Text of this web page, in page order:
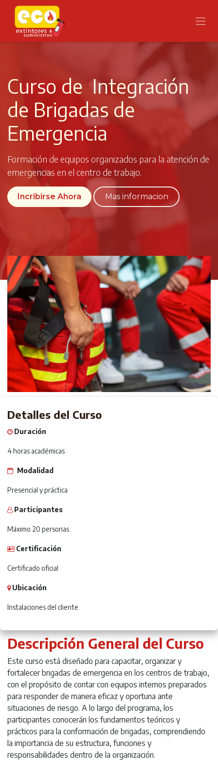
Ir al contenido
Curso de Integración
de Brigadas de
Emergencia
Formación de equipos organizados para la atención de
emergencias en el centro de trabajo.
Incribirse Ahora Mas informacion
Descripción General del Curso
Este curso está diseñado para capacitar, organizar y
fortalecer brigadas de emergencia en los centros de trabajo,
con el propósito de contar con equipos internos preparados
para responder de manera eficaz y oportuna ante
situaciones de riesgo. A lo largo del programa, los
participantes conocerán los fundamentos teóricos y
prácticos para la conformación de brigadas, comprendiendo
la importancia de su estructura, funciones y
responsabilidades dentro de la organización.
Detalles del Curso
Duración
4 horas académicas
Modalidad
Presencial y práctica
Participantes
Máximo 20 personas
Certificación
Certificado oficial
Ubicación
Instalaciones del cliente